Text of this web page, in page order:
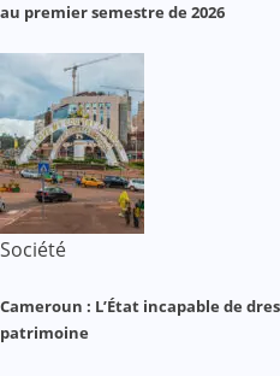
au premier semestre de 2026
Société
Cameroun : L’État incapable de
patrimoine